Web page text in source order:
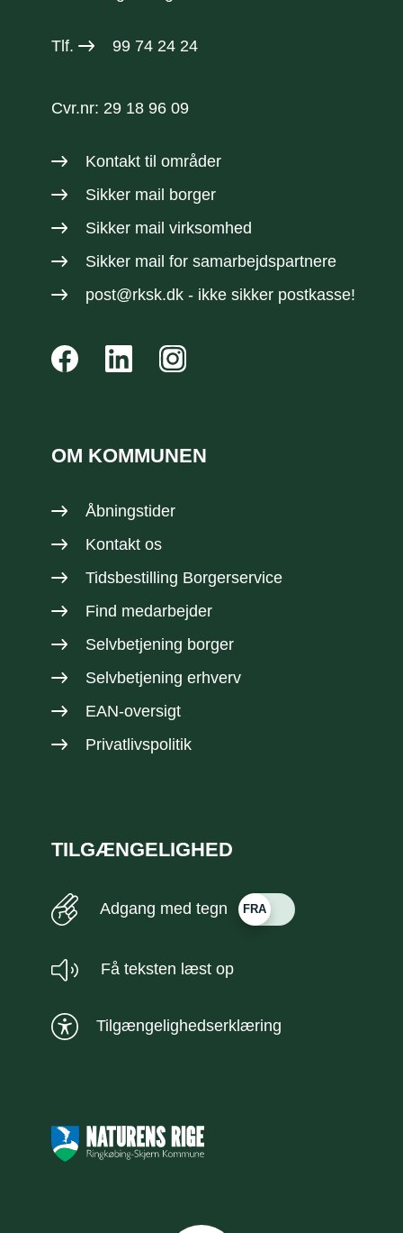
Tlf. 99 74 24 24
Cvr.nr: 29 18 96 09
Kontakt til områder
Sikker mail borger
Sikker mail virksomhed
Sikker mail for samarbejdspartnere
post@rksk.dk- ikke sikker postkasse!
OM KOMMUNEN
Åbningstider
Kontakt os
Tidsbestilling Borgerservice
Find medarbejder
Selvbetjening borger
Selvbetjening erhverv
EAN-oversigt
Privatlivspolitik
TILGÆNGELIGHED
Adgang med tegn
Få teksten læst op
Tilgængelighedserklæring